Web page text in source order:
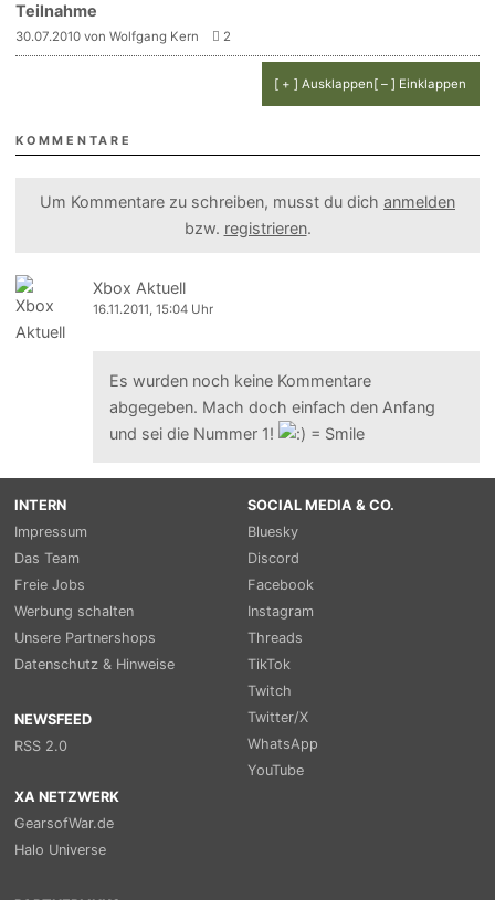
Teilnahme
30.07.2010 von Wolfgang Kern 2
[ + ] Ausklappen[ – ] Einklappen
KOMMENTARE
Um Kommentare zu schreiben, musst du dich anmelden
bzw. registrieren.
Xbox Aktuell
16.11.2011, 15:04 Uhr
Es wurden noch keine Kommentare
abgegeben. Mach doch einfach den Anfang
und sei die Nummer 1!
INTERN
Impressum
Das Team
Freie Jobs
Werbung schalten
Unsere Partnershops
Datenschutz & Hinweise
NEWSFEED
RSS 2.0
SOCIAL MEDIA & CO.
Bluesky
Discord
Facebook
Instagram
Threads
TikTok
Twitch
Twitter/X
WhatsApp
YouTube
XA NETZWERK
GearsofWar.de
Halo Universe